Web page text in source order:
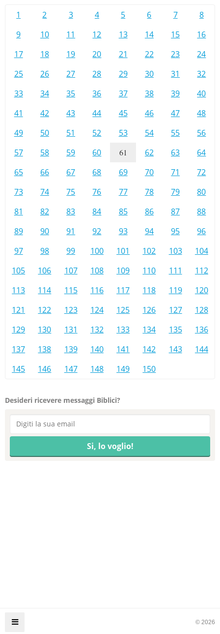
1 2 3 4 5 6 7
8
9
10 11 12 13 14 15
16
17
18 19 20 21 22 23
24
25
26 27 28 29 30 31
32
33
34 35 36 37 38 39
40
41
42 43 44 45 46 47
48
49
50 51 52 53 54 55
56
57
58 59 60 61 62 63
64
65
66 67 68 69 70 71
72
73
74 75 76 77 78 79
80
81
82 83 84 85 86 87
88
89
90 91 92 93 94 95
96
97
98 99 100 101 102 103
104
105
106 107 108 109 110 111
112
113
114 115 116 117 118 119
120
121
122 123 124 125 126 127
128
129
130 131 132 133 134 135
136
137
138 139 140 141 142 143
144
145
146 147 148 149 150
Desideri ricevere messaggi Biblici?
© 2026